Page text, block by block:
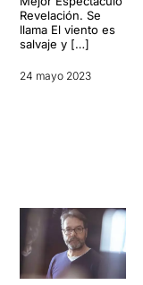
Revelación. Se
llama El viento es
salvaje y […]
24 mayo 2023